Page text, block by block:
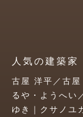
人気の建築家
古屋 洋平／古屋
るや・ようへい
ゆき｜クサノユ